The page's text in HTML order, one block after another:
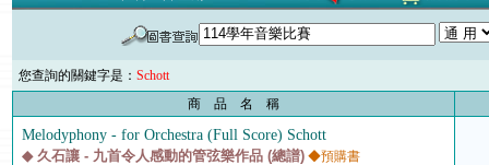
您查詢的關鍵字是： Schott
商 品 名 稱
Melodyphony - for Orchestra (Full Score) Schott
◆ 久石讓 - 九首令人感動的管弦樂作品 (總譜) ◆預購書